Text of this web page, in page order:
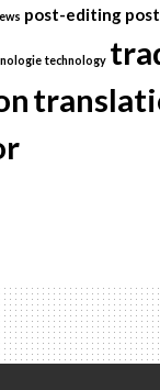
post-editing
technology